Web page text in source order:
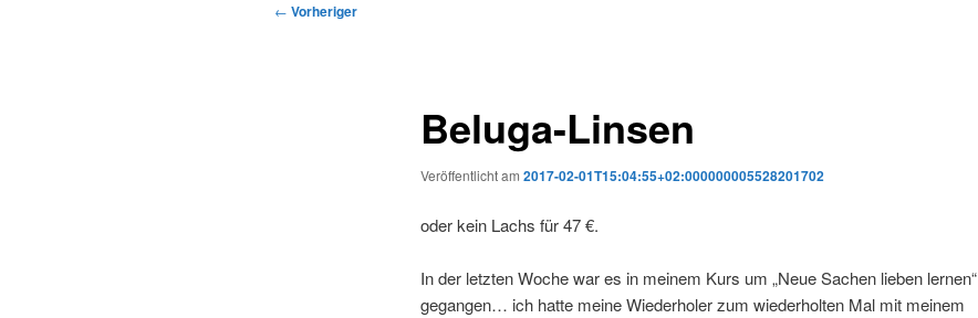
Beitragsnavigation
← Vorheriger
Beluga-Linsen
Veröffentlicht am 2017-02-01T15:04:55+02:000000005528201702
oder kein Lachs für 47 €.
In der letzten Woche war es in meinem Kurs um „Neue Sachen lieben lernen“
gegangen… ich hatte meine Wiederholer zum wiederholten Mal mit meinem